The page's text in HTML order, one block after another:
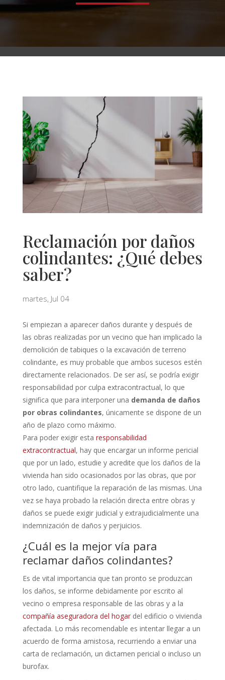
Reclamación por daños
colindantes: ¿Qué debes
saber?
martes, Jul 04
Si empiezan a aparecer daños durante y después de
las obras realizadas por un vecino que han implicado la
demolición de tabiques o la excavación de terreno
colindante, es muy probable que ambos sucesos estén
directamente relacionados. De ser así, se podría exigir
responsabilidad por culpa extracontractual, lo que
significa que para interponer una demanda de daños
por obras colindantes, únicamente se dispone de un
año de plazo como máximo.
Para poder exigir esta responsabilidad
extracontractual, hay que encargar un informe pericial
que por un lado, estudie y acredite que los daños de la
vivienda han sido ocasionados por las obras, que por
otro lado, cuantifique la reparación de las mismas. Una
vez se haya probado la relación directa entre obras y
daños se puede exigir judicial y extrajudicialmente una
indemnización de daños y perjuicios.
¿Cuál es la mejor vía para
reclamar daños colindantes?
Es de vital importancia que tan pronto se produzcan
los daños, se informe debidamente por escrito al
vecino o empresa responsable de las obras y a la
compañía aseguradora del hogardel edificio o vivienda
afectada. Lo más recomendable es intentar llegar a un
acuerdo de forma amistosa, recurriendo a enviar una
carta de reclamación, un dictamen pericial o incluso un
burofax.